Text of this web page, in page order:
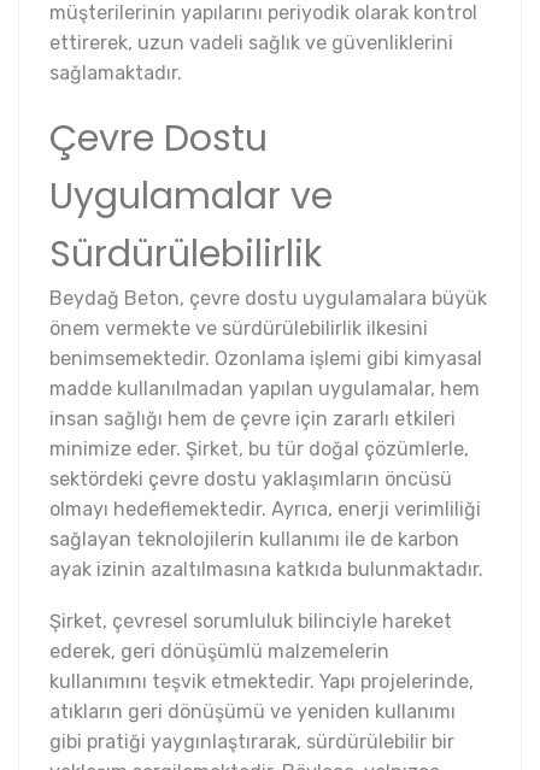
müşterilerinin yapılarını periyodik olarak kontrol
ettirerek, uzun vadeli sağlık ve güvenliklerini
sağlamaktadır.
Çevre Dostu
Uygulamalar ve
Sürdürülebilirlik
Beydağ Beton, çevre dostu uygulamalara büyük
önem vermekte ve sürdürülebilirlik ilkesini
benimsemektedir. Ozonlama işlemi gibi kimyasal
madde kullanılmadan yapılan uygulamalar, hem
insan sağlığı hem de çevre için zararlı etkileri
minimize eder. Şirket, bu tür doğal çözümlerle,
sektördeki çevre dostu yaklaşımların öncüsü
olmayı hedeflemektedir. Ayrıca, enerji verimliliği
sağlayan teknolojilerin kullanımı ile de karbon
ayak izinin azaltılmasına katkıda bulunmaktadır.
Şirket, çevresel sorumluluk bilinciyle hareket
ederek, geri dönüşümlü malzemelerin
kullanımını teşvik etmektedir. Yapı projelerinde,
atıkların geri dönüşümü ve yeniden kullanımı
gibi pratiği yaygınlaştırarak, sürdürülebilir bir